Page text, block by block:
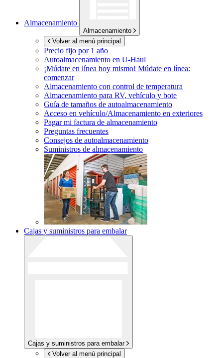
Almacenamiento
Almacenamiento
Volver al menú principal
Precio fijo por 1 año
Autoalmacenamiento en U-Haul
¡Múdate en línea hoy mismo! Múdate en línea:
comenzar
Almacenamiento con control de temperatura
Almacenamiento para RV, vehículo y bote
Guía de tamaños de autoalmacenamiento
Acceso en vehículo/Almacenamiento en exteriores
Pagar mi factura de almacenamiento
Preguntas frecuentes
Consejos de autoalmacenamiento
Suministros de almacenamiento
Cajas y suministros para embalar
Cajas y suministros para embalar
Volver al menú principal